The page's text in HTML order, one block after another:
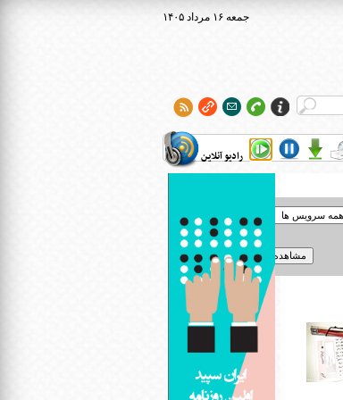
۱۴۰۵ جمعه ۱۶ مرداد
رادیو آنلاین